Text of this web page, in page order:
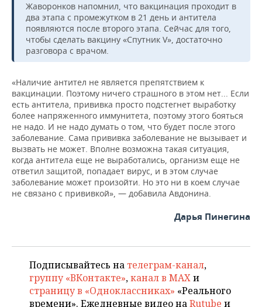
Жаворонков напомнил, что вакцинация проходит в
два этапа с промежутком в 21 день и антитела
появляются после второго этапа. Сейчас для того,
чтобы сделать вакцину «Спутник V», достаточно
разговора с врачом.
«Наличие антител не является препятствием к
вакцинации. Поэтому ничего страшного в этом нет... Если
есть антитела, прививка просто подстегнет выработку
более напряженного иммунитета, поэтому этого бояться
не надо. И не надо думать о том, что будет после этого
заболевание. Сама прививка заболевание не вызывает и
вызвать не может. Вполне возможна такая ситуация,
когда антитела еще не выработались, организм еще не
ответил защитой, попадает вирус, и в этом случае
заболевание может произойти. Но это ни в коем случае
не связано с прививкой», — добавила Авдонина.
Дарья Пинегина
Подписывайтесь на телеграм-канал,
группу «ВКонтакте»,канал в MAXи
страницу в «Одноклассниках» «Реального
времени». Ежедневные видео наRutube и